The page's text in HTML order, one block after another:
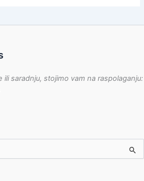
ili saradnju, stojimo vam na raspolaganju: